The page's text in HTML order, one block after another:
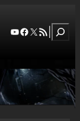
YouTube
Facebook
X RSS Feed